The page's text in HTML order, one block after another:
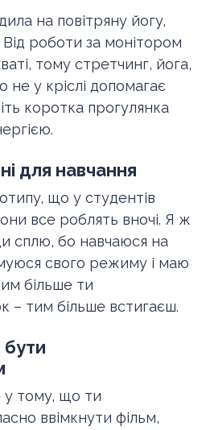
на повітряну йогу,
Від роботи за монітором
тому стретчинг, йога,
у кріслі допомагає
коротка прогулянка
для навчання
що у студентів
все роблять вночі. Я ж
сплю, бо навчаюся на
свого режиму і маю
більше ти
– тим більше встигаєш.
бути
у тому, що ти
ввімкнути фільм,